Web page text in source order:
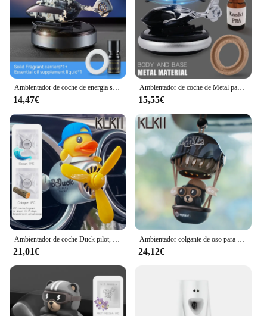
14,47€
Ambientador de coche de Metal para hombres, accesorios de perfume de dispersión giratoria, difusor automático de fragancia, dispensador de aroma para salpicadero
15,55€
21,01€ 24,12€